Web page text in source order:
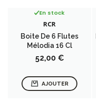
En stock
RCR
Boite De 6 Flutes
Mélodia 16 Cl
Prix
52,00 €
AJOUTER